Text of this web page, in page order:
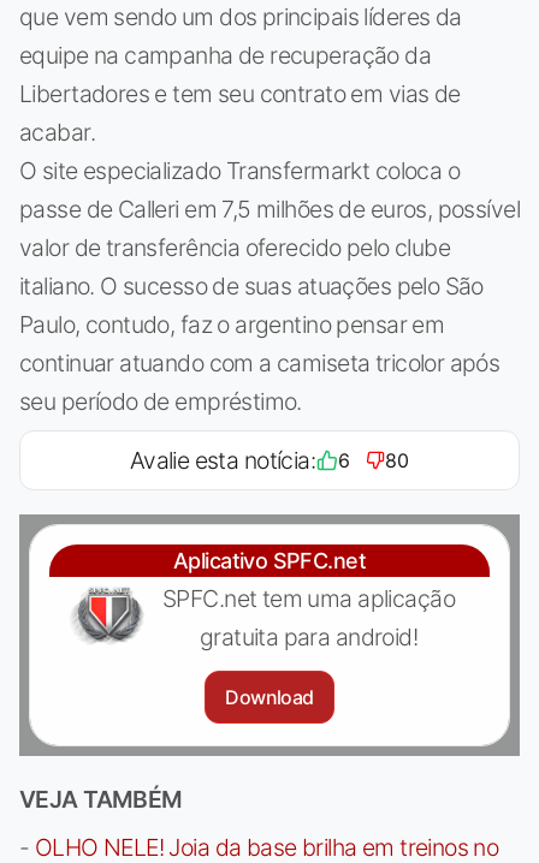
que vem sendo um dos principais líderes da
equipe na campanha de recuperação da
Libertadores e tem seu contrato em vias de
acabar.
O site especializado Transfermarkt coloca o
passe de Calleri em 7,5 milhões de euros, possível
valor de transferência oferecido pelo clube
italiano. O sucesso de suas atuações pelo São
Paulo, contudo, faz o argentino pensar em
continuar atuando com a camiseta tricolor após
seu período de empréstimo.
Avalie esta notícia: 6 80
Aplicativo SPFC.net
SPFC.net tem uma aplicação
gratuita para android!
Download
VEJA TAMBÉM
- OLHO NELE! Joia da base brilha em treinos no